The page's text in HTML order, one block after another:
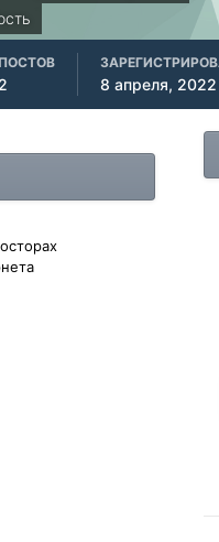
ПОСТОВ
2 8 апреля, 2022